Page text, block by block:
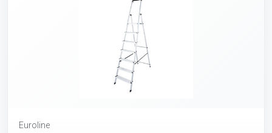
Euroline